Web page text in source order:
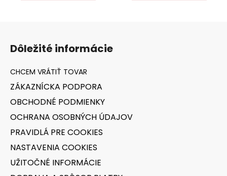
Dôležité informácie
ZÁKAZNÍCKA PODPORA
OBCHODNÉ PODMIENKY
OCHRANA OSOBNÝCH ÚDAJOV
PRAVIDLÁ PRE COOKIES
NASTAVENIA COOKIES
UŽITOČNÉ INFORMÁCIE